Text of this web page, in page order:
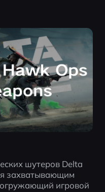
шутеров Delta
захватывающим
игровой